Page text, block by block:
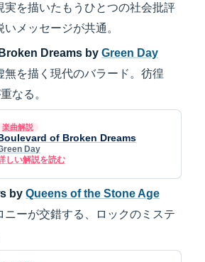
実を描いたもうひとつの社会批評
メッセージが共通。
Dreams byGreen Day
無を描く現代のバラード。彷徨
なる。
楽曲解説
of Broken Dreams
Day
しい解説を読む
byQueens of the Stone Age
ニーが交錯する、ロックのミステ